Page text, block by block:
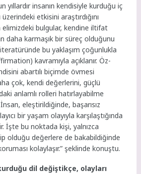
yıllardır insanın kendisiyle kurduğu iç
etkisini araştırdığını
elimizdeki bulgular, kendine iltifat
daha karmaşık bir süreç olduğunu
bu yaklaşım çoğunlukla
kavramıyla açıklanır. Öz-
abartılı biçimde övmesi
çok, kendi değerlerini, güçlü
anlamlı rolleri hatırlayabilme
eleştirildiğinde, başarısız
bir yaşam olayıyla karşılaştığında
İşte bu noktada kişi, yalnızca
olduğu değerlere de bakabildiğinde
kolaylaşır.” şeklinde konuştu.
dil değiştikçe, olayları